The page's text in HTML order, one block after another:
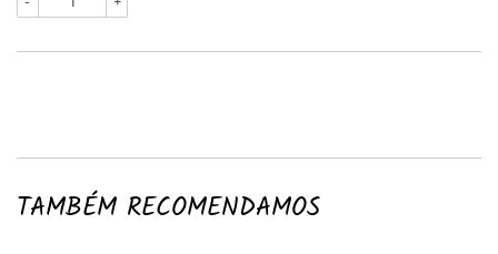
TAMBÉM RECOMENDAMOS